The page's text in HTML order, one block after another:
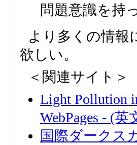
問題意識を持
より多くの情報
欲しい。
＜関連サイト＞
Light Pollution
WebPages - (英
国際ダークス